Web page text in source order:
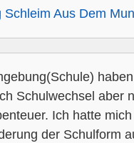
Schleim Aus Dem
Schulwechsel aber
Ich hatte
der Schulform